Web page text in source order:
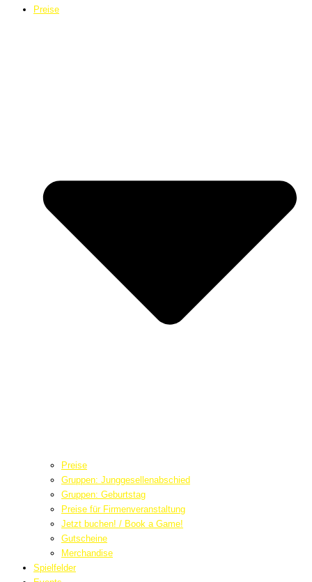
Preise
Preise
Gruppen: Junggesellenabschied
Gruppen: Geburtstag
Preise für Firmenveranstaltung
Jetzt buchen! / Book a Game!
Gutscheine
Merchandise
Spielfelder